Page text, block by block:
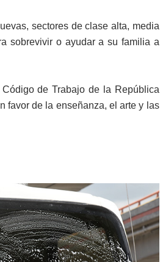
sectores de clase alta, media
sobrevivir o ayudar a su familia a
de Trabajo de la República
favor de la enseñanza, el arte y las